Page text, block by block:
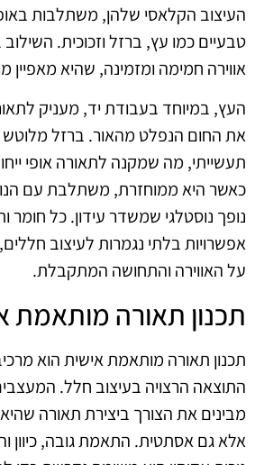
העיצוב הקלאסי שלהן, משתלבות
טבעיים כמו עץ, ברזל וזכוכית. השילוב
אווירה חמימה ומזמינה, שהיא מאפיין
העץ, במיוחד בעבודת יד, מעניק
את החום הנפלט מהאור. ברזל מלוטש
תעשייתי, מה שמקנה לתאורה אופי
כאשר היא ממוחזרת, משתלבת עם
נופך נוסטלגי שמשדר עידון. כל חומר
אפשרויות בלתי נגמרות לעיצוב
על האווירה והתחושה המתקבלת.
תכנון תאורה מותאמת
תכנון תאורה מותאמת אישית הוא
מבינים את הצורך ביצירת תאורה
אלא גם אסתטית. התאמת גובה, כיוון